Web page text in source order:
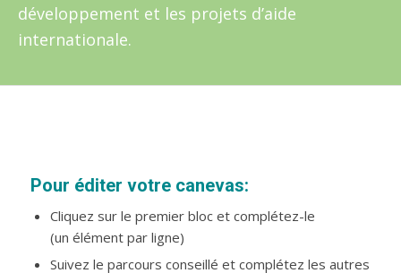
développement et les projets d’aide
internationale.
Pour éditer votre canevas:
Cliquez sur le premier bloc et complétez-le
(un élément par ligne)
Suivez le parcours conseillé et complétez les autres